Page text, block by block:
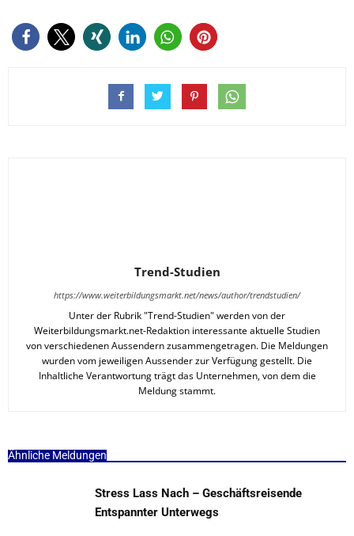
Trend-Studien
https://www.weiterbildungsmarkt.net/news/author/trendstudien/
Unter der Rubrik "Trend-Studien" werden von der
Weiterbildungsmarkt.net-Redaktion interessante aktuelle Studien
von verschiedenen Aussendern zusammengetragen. Die Meldungen
wurden vom jeweiligen Aussender zur Verfügung gestellt. Die
Inhaltliche Verantwortung trägt das Unternehmen, von dem die
Meldung stammt.
Ähnliche Meldungen
Stress Lass Nach – Geschäftsreisende
Entspannter Unterwegs